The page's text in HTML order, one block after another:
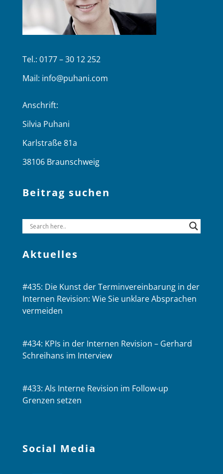
Tel.: 0177 – 30 12 252
Mail: info@puhani.com
Anschrift:
Silvia Puhani
Karlstraße 81a
38106 Braunschweig
Beitrag suchen
Aktuelles
#435: Die Kunst der Terminvereinbarung in der
Internen Revision: Wie Sie unklare Absprachen
vermeiden
#434: KPIs in der Internen Revision – Gerhard
Schreihans im Interview
#433: Als Interne Revision im Follow-up
Grenzen setzen
Social Media